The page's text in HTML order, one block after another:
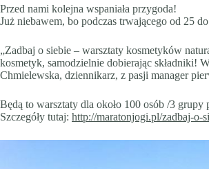
Przed nami kolejna wspaniała przygoda!
Już niebawem, bo podczas trwającego od 25
„Zadbaj o siebie – warsztaty kosmetyków
kosmetyk, samodzielnie dobierając składniki!
Chmielewska, dziennikarz, z pasji manager
Będą to warsztaty dla około 100 osób /3 grupy
Szczegóły tutaj: http://maratonjogi.pl/zadbaj-o-